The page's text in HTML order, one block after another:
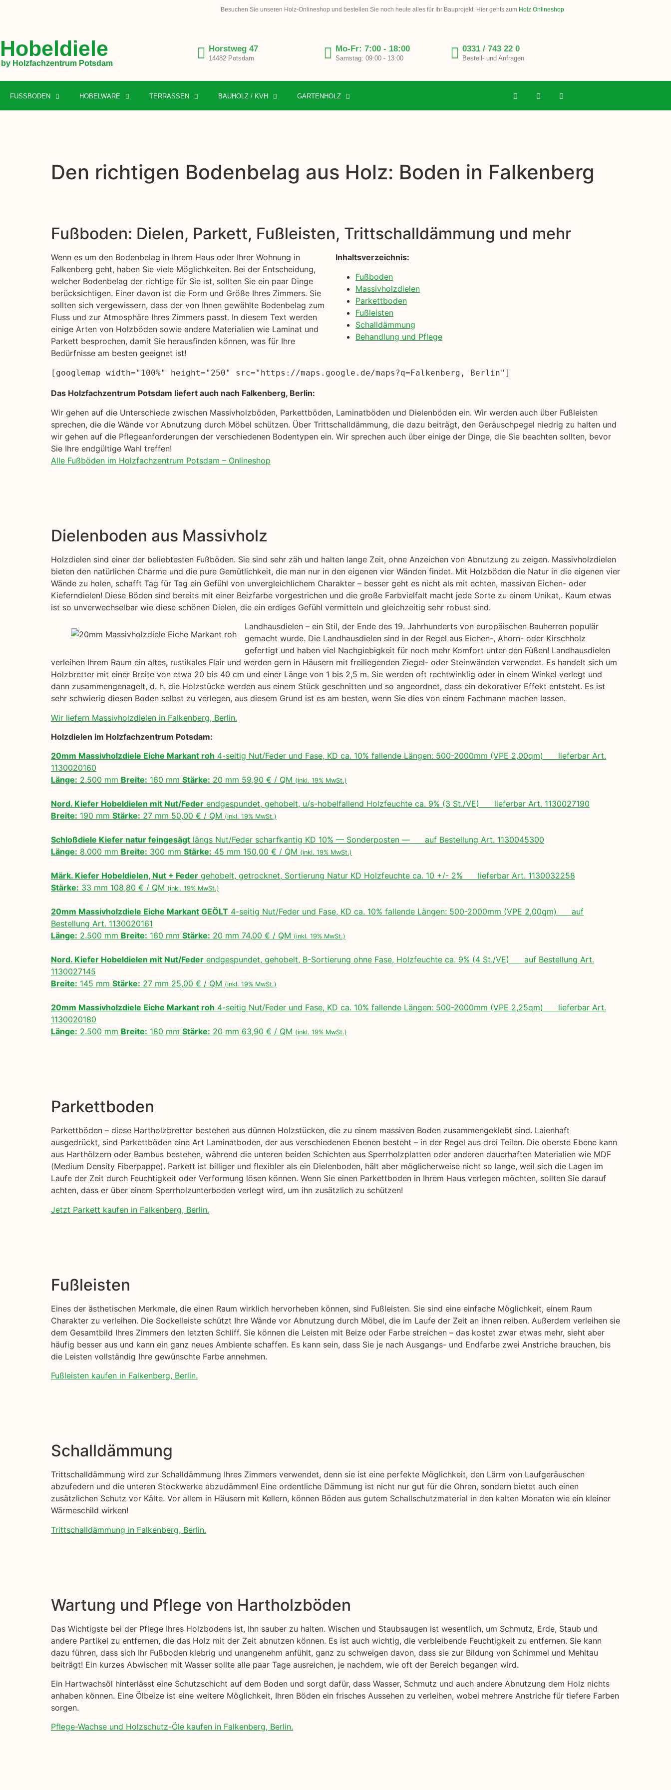
Besuchen Sie unseren Holz-Onlineshop und bestellen Sie noch heute alles für Ihr Bauprojekt. Hier gehts zum Holz Onlineshop
Hobeldiele
by Holzfachzentrum Potsdam
Horstweg 47
14482 Potsdam
Mo-Fr: 7:00 - 18:00
Samstag: 09:00 - 13:00
0331 / 743 22 0
Bestell- und Anfragen
FUSSBODEN HOBELWARE TERRASSEN BAUHOLZ / KVH GARTENHOLZ
Den richtigen Bodenbelag aus Holz: Boden in Falkenberg
Fußboden: Dielen, Parkett, Fußleisten, Trittschalldämmung und mehr
Wenn es um den Bodenbelag in Ihrem Haus oder Ihrer Wohnung in
Falkenberg geht, haben Sie viele Möglichkeiten. Bei der Entscheidung,
welcher Bodenbelag der richtige für Sie ist, sollten Sie ein paar Dinge
berücksichtigen. Einer davon ist die Form und Größe Ihres Zimmers. Sie
sollten sich vergewissern, dass der von Ihnen gewählte Bodenbelag zum
Fluss und zur Atmosphäre Ihres Zimmers passt. In diesem Text werden
einige Arten von Holzböden sowie andere Materialien wie Laminat und
Parkett besprochen, damit Sie herausfinden können, was für Ihre
Bedürfnisse am besten geeignet ist!
Inhaltsverzeichnis:
Fußboden
Massivholzdielen
Parkettboden
Fußleisten
Schalldämmung
Behandlung und Pflege
[googlemap width="100%" height="250" src="https://maps.google.de/maps?q=Falkenberg, Berlin"]
Das Holzfachzentrum Potsdam liefert auch nach Falkenberg, Berlin:
Wir gehen auf die Unterschiede zwischen Massivholzböden, Parkettböden, Laminatböden und Dielenböden ein. Wir werden auch über Fußleisten
sprechen, die die Wände vor Abnutzung durch Möbel schützen. Über Trittschalldämmung, die dazu beiträgt, den Geräuschpegel niedrig zu halten und
wir gehen auf die Pflegeanforderungen der verschiedenen Bodentypen ein. Wir sprechen auch über einige der Dinge, die Sie beachten sollten, bevor
Sie Ihre endgültige Wahl treffen!
Alle Fußböden im Holzfachzentrum Potsdam – Onlineshop
Dielenboden aus Massivholz
Holzdielen sind einer der beliebtesten Fußböden. Sie sind sehr zäh und halten lange Zeit, ohne Anzeichen von Abnutzung zu zeigen. Massivholzdielen
bieten den natürlichen Charme und die pure Gemütlichkeit, die man nur in den eigenen vier Wänden findet. Mit Holzböden die Natur in die eigenen vier
Wände zu holen, schafft Tag für Tag ein Gefühl von unvergleichlichem Charakter – besser geht es nicht als mit echten, massiven Eichen- oder
Kieferndielen! Diese Böden sind bereits mit einer Beizfarbe vorgestrichen und die große Farbvielfalt macht jede Sorte zu einem Unikat,. Kaum etwas
ist so unverwechselbar wie diese schönen Dielen, die ein erdiges Gefühl vermitteln und gleichzeitig sehr robust sind.
Landhausdielen – ein Stil, der Ende des 19. Jahrhunderts von europäischen Bauherren populär
gemacht wurde. Die Landhausdielen sind in der Regel aus Eichen-, Ahorn- oder Kirschholz
gefertigt und haben viel Nachgiebigkeit für noch mehr Komfort unter den Füßen! Landhausdielen
verleihen Ihrem Raum ein altes, rustikales Flair und werden gern in Häusern mit freiliegenden Ziegel- oder Steinwänden verwendet. Es handelt sich um
Holzbretter mit einer Breite von etwa 20 bis 40 cm und einer Länge von 1 bis 2,5 m. Sie werden oft rechtwinklig oder in einem Winkel verlegt und
dann zusammengenagelt, d. h. die Holzstücke werden aus einem Stück geschnitten und so angeordnet, dass ein dekorativer Effekt entsteht. Es ist
sehr schwierig diesen Boden selbst zu verlegen, aus diesem Grund ist es am besten, wenn Sie dies von einem Fachmann machen lassen.
Wir liefern Massivholzdielen in Falkenberg, Berlin.
Holzdielen im Holzfachzentrum Potsdam:
20mm Massivholzdiele Eiche Markant roh 4-seitig Nut/Feder und Fase, KD ca. 10% fallende Längen: 500-2000mm (VPE 2,00qm) lieferbar Art.
1130020160
Länge: 2.500 mm Breite: 160 mm Stärke: 20 mm 59,90 € / QM (inkl. 19% MwSt.)
Nord. Kiefer Hobeldielen mit Nut/Feder endgespundet, gehobelt, u/s-hobelfallend Holzfeuchte ca. 9% (3 St./VE) lieferbar Art. 1130027190
Breite: 190 mm Stärke: 27 mm 50,00 € / QM (inkl. 19% MwSt.)
Schloßdiele Kiefer natur feingesägt längs Nut/Feder scharfkantig KD 10% — Sonderposten — auf Bestellung Art. 1130045300
Länge: 8.000 mm Breite: 300 mm Stärke: 45 mm 150,00 € / QM (inkl. 19% MwSt.)
Märk. Kiefer Hobeldielen, Nut + Feder gehobelt, getrocknet, Sortierung Natur KD Holzfeuchte ca. 10 +/- 2% lieferbar Art. 1130032258
Stärke: 33 mm 108,80 € / QM (inkl. 19% MwSt.)
20mm Massivholzdiele Eiche Markant GEÖLT 4-seitig Nut/Feder und Fase, KD ca. 10% fallende Längen: 500-2000mm (VPE 2,00qm) auf
Bestellung Art. 1130020161
Länge: 2.500 mm Breite: 160 mm Stärke: 20 mm 74,00 € / QM (inkl. 19% MwSt.)
Nord. Kiefer Hobeldielen mit Nut/Feder endgespundet, gehobelt, B-Sortierung ohne Fase, Holzfeuchte ca. 9% (4 St./VE) auf Bestellung Art.
1130027145
Breite: 145 mm Stärke: 27 mm 25,00 € / QM (inkl. 19% MwSt.)
20mm Massivholzdiele Eiche Markant roh 4-seitig Nut/Feder und Fase, KD ca. 10% fallende Längen: 500-2000mm (VPE 2,25qm) lieferbar Art.
1130020180
Länge: 2.500 mm Breite: 180 mm Stärke: 20 mm 63,90 € / QM (inkl. 19% MwSt.)
Parkettboden
Parkettböden – diese Hartholzbretter bestehen aus dünnen Holzstücken, die zu einem massiven Boden zusammengeklebt sind. Laienhaft
ausgedrückt, sind Parkettböden eine Art Laminatboden, der aus verschiedenen Ebenen besteht – in der Regel aus drei Teilen. Die oberste Ebene kann
aus Harthölzern oder Bambus bestehen, während die unteren beiden Schichten aus Sperrholzplatten oder anderen dauerhaften Materialien wie MDF
(Medium Density Fiberpappe). Parkett ist billiger und flexibler als ein Dielenboden, hält aber möglicherweise nicht so lange, weil sich die Lagen im
Laufe der Zeit durch Feuchtigkeit oder Verformung lösen können. Wenn Sie einen Parkettboden in Ihrem Haus verlegen möchten, sollten Sie darauf
achten, dass er über einem Sperrholzunterboden verlegt wird, um ihn zusätzlich zu schützen!
Jetzt Parkett kaufen in Falkenberg, Berlin.
Fußleisten
Eines der ästhetischen Merkmale, die einen Raum wirklich hervorheben können, sind Fußleisten. Sie sind eine einfache Möglichkeit, einem Raum
Charakter zu verleihen. Die Sockelleiste schützt Ihre Wände vor Abnutzung durch Möbel, die im Laufe der Zeit an ihnen reiben. Außerdem verleihen sie
dem Gesamtbild Ihres Zimmers den letzten Schliff. Sie können die Leisten mit Beize oder Farbe streichen – das kostet zwar etwas mehr, sieht aber
häufig besser aus und kann ein ganz neues Ambiente schaffen. Es kann sein, dass Sie je nach Ausgangs- und Endfarbe zwei Anstriche brauchen, bis
die Leisten vollständig Ihre gewünschte Farbe annehmen.
Fußleisten kaufen in Falkenberg, Berlin.
Schalldämmung
Trittschalldämmung wird zur Schalldämmung Ihres Zimmers verwendet, denn sie ist eine perfekte Möglichkeit, den Lärm von Laufgeräuschen
abzufedern und die unteren Stockwerke abzudämmen! Eine ordentliche Dämmung ist nicht nur gut für die Ohren, sondern bietet auch einen
zusätzlichen Schutz vor Kälte. Vor allem in Häusern mit Kellern, können Böden aus gutem Schallschutzmaterial in den kalten Monaten wie ein kleiner
Wärmeschild wirken!
Trittschalldämmung in Falkenberg, Berlin.
Wartung und Pflege von Hartholzböden
Das Wichtigste bei der Pflege Ihres Holzbodens ist, Ihn sauber zu halten. Wischen und Staubsaugen ist wesentlich, um Schmutz, Erde, Staub und
andere Partikel zu entfernen, die das Holz mit der Zeit abnutzen können. Es ist auch wichtig, die verbleibende Feuchtigkeit zu entfernen. Sie kann
dazu führen, dass sich Ihr Fußboden klebrig und unangenehm anfühlt, ganz zu schweigen davon, dass sie zur Bildung von Schimmel und Mehltau
beiträgt! Ein kurzes Abwischen mit Wasser sollte alle paar Tage ausreichen, je nachdem, wie oft der Bereich begangen wird.
Ein Hartwachsöl hinterlässt eine Schutzschicht auf dem Boden und sorgt dafür, dass Wasser, Schmutz und auch andere Abnutzung dem Holz nichts
anhaben können. Eine Ölbeize ist eine weitere Möglichkeit, Ihren Böden ein frisches Aussehen zu verleihen, wobei mehrere Anstriche für tiefere Farben
sorgen.
Pflege-Wachse und Holzschutz-Öle kaufen in Falkenberg, Berlin.